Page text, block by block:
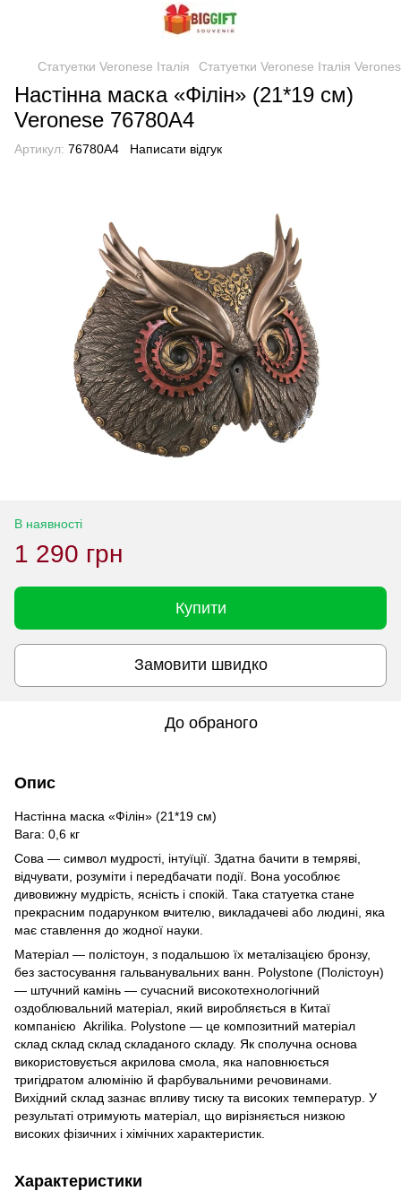
Статуетки Veronese Італія Статуетки Veronese Італія
Настінна маска «Філін» (21*19 см)
Veronese 76780A4
Артикул: 76780A4 Написати відгук
В наявності
1 290 грн
Купити
Замовити швидко
До обраного
Опис
Настінна маска «Філін» (21*19 см)
Вага: 0,6 кг
Сова — символ мудрості, інтуїції. Здатна бачити в темряві,
відчувати, розуміти і передбачати події. Вона уособлює
дивовижну мудрість, ясність і спокій. Така статуетка стане
прекрасним подарунком вчителю, викладачеві або людині, яка
має ставлення до жодної науки.
Матеріал — полістоун, з подальшою їх металізацією бронзу,
без застосування гальванувальних ванн. Polystone (Полістоун)
— штучний камінь — сучасний високотехнологічний
оздоблювальний матеріал, який виробляється в Китаї
компанією Akrilika. Polystone — це композитний матеріал
склад склад склад складаного складу. Як сполучна основа
використовується акрилова смола, яка наповнюється
тригідратом алюмінію й фарбувальними речовинами.
Вихідний склад зазнає впливу тиску та високих температур. У
результаті отримують матеріал, що вирізняється низкою
високих фізичних і хімічних характеристик.
Характеристики